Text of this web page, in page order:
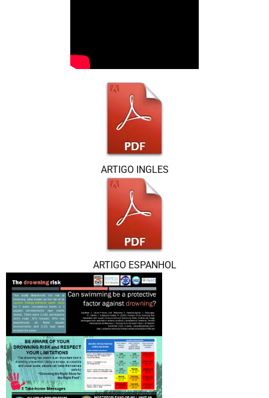
ARTIGO INGLES
ARTIGO ESPANHOL